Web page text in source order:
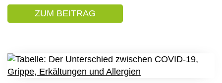
ZUM BEITRAG